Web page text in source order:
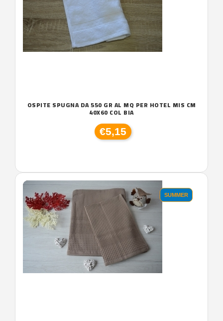
OSPITE SPUGNA DA 550 GR AL MQ PER HOTEL MIS CM
40X60 COL BIA
€5,15
SUMMER